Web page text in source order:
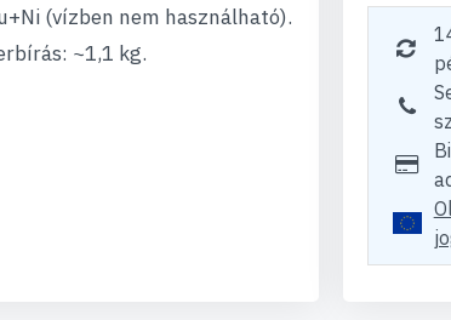
(vízben nem használható).
~1,1 kg.